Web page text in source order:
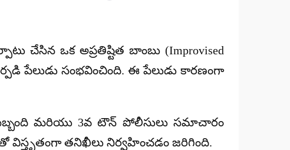
చేసిన ఒక అప్రతిష్టిత బాంబు (Improvised
పేలుడు సంభవించింది. ఈ పేలుడు కారణంగా
సిబ్బంది మరియు 3వ టౌన్ పోలీసులు సమాచారం
విస్తృతంగా తనిఖీలు నిర్వహించడం జరిగింది.